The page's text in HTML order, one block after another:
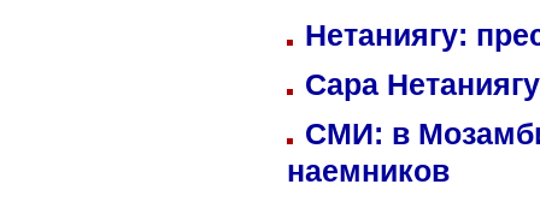
Нетаниягу:
Сара
СМИ: в
наемников